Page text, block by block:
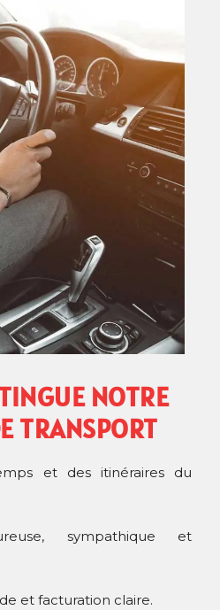
NOTRE
TRANSPORT
et des itinéraires du
sympathique et
et facturation claire.